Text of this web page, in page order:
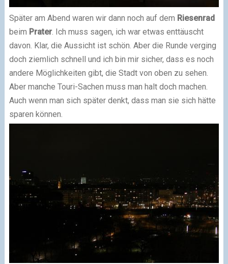
Später am Abend waren wir dann noch auf dem Riesenrad
beim Prater. Ich muss sagen, ich war etwas enttäuscht
davon. Klar, die Aussicht ist schön. Aber die Runde verging
doch ziemlich schnell und ich bin mir sicher, dass es noch
andere Möglichkeiten gibt, die Stadt von oben zu sehen.
Aber manche Touri-Sachen muss man halt doch machen.
Auch wenn man sich später denkt, dass man sie sich hätte
sparen können.